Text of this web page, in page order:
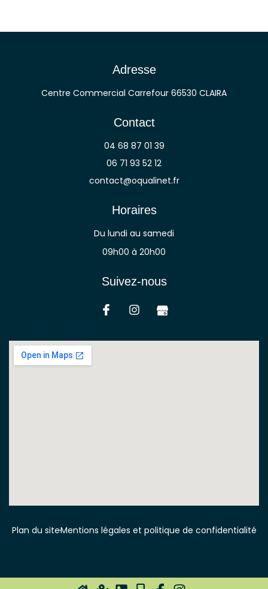
Adresse
Centre Commercial Carrefour 66530 CLAIRA
Contact
04 68 87 01 39
06 71 93 52 12
contact@oqualinet.fr
Horaires
Du lundi au samedi
09h00 à 20h00
Suivez-nous
Plan du siteMentions légales et politique de confidentialité